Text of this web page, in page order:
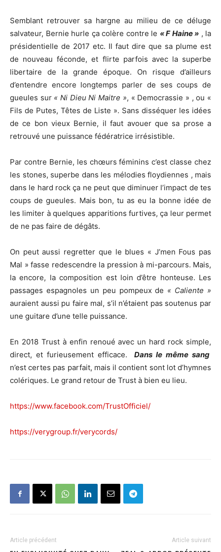
Semblant retrouver sa hargne au milieu de ce déluge
salvateur, Bernie hurle ça colère contre le « F Haine » , la
présidentielle de 2017 etc. Il faut dire que sa plume est
de nouveau féconde, et flirte parfois avec la superbe
libertaire de la grande époque. On risque d’ailleurs
d’entendre encore longtemps parler de ses coups de
gueules sur « Ni Dieu Ni Maitre », « Democrassie » , ou «
Fils de Putes, Têtes de Liste ». Sans disséquer les idées
de ce bon vieux Bernie, il faut avouer que sa prose a
retrouvé une puissance fédératrice irrésistible.
Par contre Bernie, les chœurs féminins c’est classe chez
les stones, superbe dans les mélodies floydiennes , mais
dans le hard rock ça ne peut que diminuer l’impact de tes
coups de gueules. Mais bon, tu as eu la bonne idée de
les limiter à quelques apparitions furtives, ça leur permet
de ne pas faire de dégâts.
On peut aussi regretter que le blues « J’men Fous pas
Mal » fasse redescendre la pression à mi-parcours. Mais,
la encore, la composition est loin d’être honteuse. Les
passages espagnoles un peu pompeux de « Caliente »
auraient aussi pu faire mal, s’il n’étaient pas soutenus par
une guitare d’une telle puissance.
En 2018 Trust à enfin renoué avec un hard rock simple,
direct, et furieusement efficace.
Dans le même sang
n’est certes pas parfait, mais il contient sont lot d’hymnes
colériques. Le grand retour de Trust à bien eu lieu.
https://www.facebook.com/TrustOfficiel/
https://verygroup.fr/verycords/
Article précédent Article suivant